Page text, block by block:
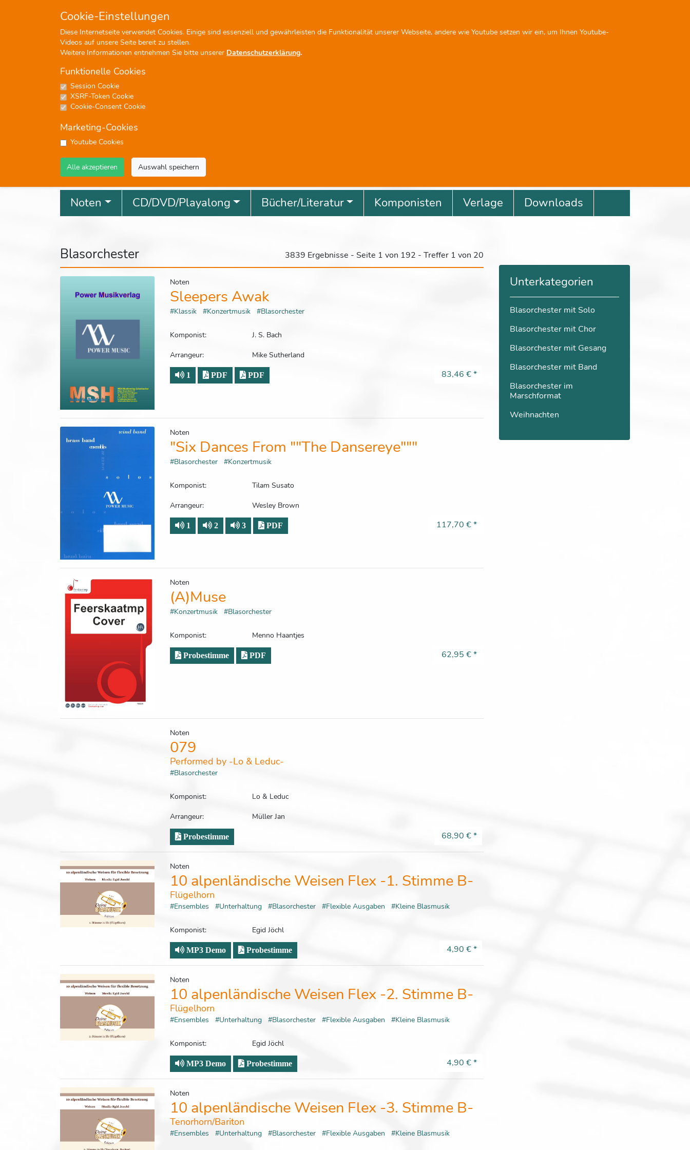
Cookie-Einstellungen
Diese Internetseite verwendet Cookies. Einige sind essenziell und gewährleisten die Funktionalität unserer Webseite, andere wie Youtube setzen wir ein, um Ihnen Youtube-
Videos auf unsere Seite bereit zu stellen.
Weitere Informationen entnehmen Sie bitte unserer Datenschutzerklärung.
Funktionelle Cookies
Session Cookie
XSRF-Token Cookie
Cookie-Consent Cookie
Marketing-Cookies
Youtube Cookies
Alle akzeptieren Auswahl speichern
+49 (0)7476-913330
Profisuche
Noten CD/DVD/Playalong Bücher/Literatur Komponisten Verlage Downloads
Blasorchester 3839 Ergebnisse - Seite 1 von 192 - Treffer 1 von 20
Noten
Sleepers Awak
#Klassik #Konzertmusik #Blasorchester
Komponist:
J. S. Bach
Arrangeur:
Mike Sutherland
1 PDF PDF 83,46 €*
Noten
"Six Dances From ""The Dansereye"""
#Blasorchester #Konzertmusik
Komponist:
Tilam Susato
Arrangeur:
Wesley Brown
1 2 3 PDF 117,70 €*
Noten
(A)Muse
#Konzertmusik #Blasorchester
Komponist: Menno Haantjes
Probestimme PDF 62,95 €*
Noten
079
Performed by -Lo & Leduc-
#Blasorchester
Komponist:
Lo & Leduc
Arrangeur:
Müller Jan
Probestimme 68,90 €*
Noten
10 alpenländische Weisen Flex -1. Stimme B-
Flügelhorn
#Ensembles #Unterhaltung #Blasorchester #Flexible Ausgaben #Kleine Blasmusik
Komponist: Egid Jöchl
MP3 Demo Probestimme 4,90 €*
Noten
10 alpenländische Weisen Flex -2. Stimme B-
Flügelhorn
#Ensembles #Unterhaltung #Blasorchester #Flexible Ausgaben #Kleine Blasmusik
Komponist: Egid Jöchl
MP3 Demo Probestimme 4,90 €*
Noten
10 alpenländische Weisen Flex -3. Stimme B-
Tenorhorn/Bariton
#Ensembles #Unterhaltung #Blasorchester #Flexible Ausgaben #Kleine Blasmusik
Unterkategorien
Blasorchester mit Solo
Blasorchester mit Chor
Blasorchester mit Gesang
Blasorchester mit Band
Blasorchester im
Marschformat
Weihnachten